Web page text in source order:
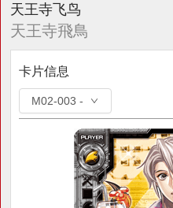
天王寺飞鸟
天王寺飛鳥
卡片信息
M02-003 -